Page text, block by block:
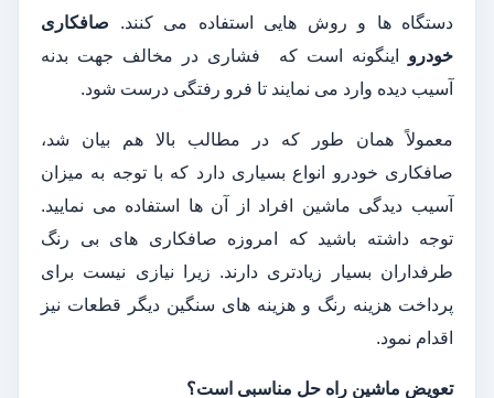
دستگاه‌ ها و روش‌ هایی استفاده می ‌کنند. صافکاری
خودرو اینگونه است که فشاری در مخالف جهت بدنه
آسیب‌ دیده وارد می ‌نمایند تا فرو رفتگی درست شود.
معمولاً همان‌ طور که در مطالب بالا هم بیان شد،
صافکاری خودرو انواع بسیاری دارد که با توجه به میزان
آسیب‌ دیدگی ماشین افراد از آن ‌ها استفاده می ‌نمایید.
توجه داشته باشید که امروزه صافکاری ‌های بی ‌رنگ
طرفداران بسیار زیادتری دارند. زیرا نیازی نیست برای
پرداخت هزینه رنگ و هزینه‌ های سنگین دیگر قطعات نیز
اقدام نمود.
تعویض ماشین راه حل مناسبی است؟